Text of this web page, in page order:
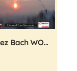
2011 Dez Bach WO, Haendel Coronation Anthem